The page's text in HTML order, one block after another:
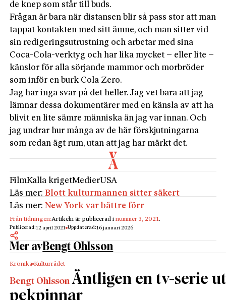
de knep som står till buds.
Frågan är bara när distansen blir så pass stor att man
tappat kontakten med sitt ämne, och man sitter vid
sin redigeringsutrustning och arbetar med sina
Coca-Cola-verktyg och har lika mycket – eller lite –
känslor för alla sörjande mammor och morbröder
som inför en burk Cola Zero.
Jag har inga svar på det heller. Jag vet bara att jag
lämnar dessa dokumentärer med en känsla av att ha
blivit en lite sämre människa än jag var innan. Och
jag undrar hur många av de här förskjutningarna
som redan ägt rum, utan att jag har märkt det.
FilmKalla krigetMedierUSA
Läs mer:Blott kulturmannen sitter säkert
Läs mer:New York var bättre förr
Från tidningen:Artikeln är publicerad inummer 3, 2021.
Publicerad:12 april 2021 Uppdaterad:16 januari 2026
Mer avBengt Ohlsson
Krönika Kulturrådet
Bengt Ohlsson Äntligen en tv-serie
pekpinnar